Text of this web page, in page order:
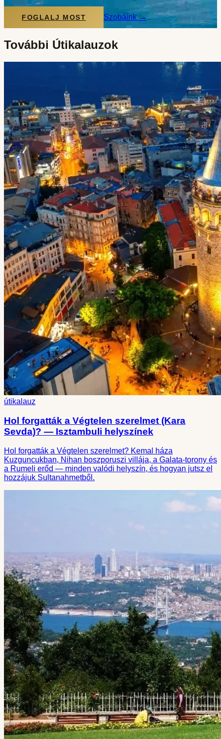
FOGLALJ MOST Szobáink→
További Útikalauzok
útikalauz
Hol forgatták a Végtelen szerelmet (Kara
Sevda)? — Isztambuli helyszínek
Hol forgatták a Végtelen szerelmet? Kemal háza
Kuzguncukban, Nihan boszporuszi villája, a Galata-torony és
a Rumeli erőd — minden valódi helyszín, és hogyan jutsz el
hozzájuk Sultanahmetből.